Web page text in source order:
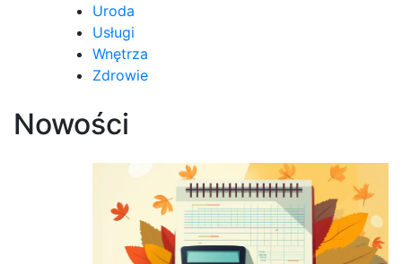
Uroda
Usługi
Wnętrza
Zdrowie
Nowości